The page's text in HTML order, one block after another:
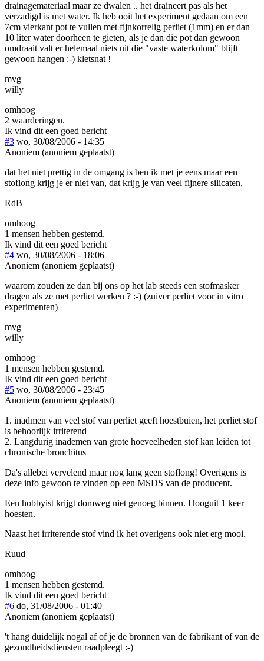
drainagemateriaal maar ze dwalen .. het draineert pas als het
verzadigd is met water. Ik heb ooit het experiment gedaan om een
7cm vierkant pot te vullen met fijnkorrelig perliet (1mm) en er dan
10 liter water doorheen te gieten, als je dan die pot dan gewoon
omdraait valt er helemaal niets uit die "vaste waterkolom" blijft
gewoon hangen :-) kletsnat !
mvg
willy
omhoog
2 waarderingen.
Ik vind dit een goed bericht
#3 wo, 30/08/2006 - 14:35
Anoniem (anoniem geplaatst)
dat het niet prettig in de omgang is ben ik met je eens maar een
stoflong krijg je er niet van, dat krijg je van veel fijnere silicaten,
RdB
omhoog
1 mensen hebben gestemd.
Ik vind dit een goed bericht
#4 wo, 30/08/2006 - 18:06
Anoniem (anoniem geplaatst)
waarom zouden ze dan bij ons op het lab steeds een stofmasker
dragen als ze met perliet werken ? :-) (zuiver perliet voor in vitro
experimenten)
mvg
willy
omhoog
1 mensen hebben gestemd.
Ik vind dit een goed bericht
#5 wo, 30/08/2006 - 23:45
Anoniem (anoniem geplaatst)
1. inadmen van veel stof van perliet geeft hoestbuien, het perliet stof
is behoorlijk irriterend
2. Langdurig inademen van grote hoeveelheden stof kan leiden tot
chronische bronchitus
Da's allebei vervelend maar nog lang geen stoflong! Overigens is
deze info gewoon te vinden op een MSDS van de producent.
Een hobbyist krijgt domweg niet genoeg binnen. Hooguit 1 keer
hoesten.
Naast het irriterende stof vind ik het overigens ook niet erg mooi.
Ruud
omhoog
1 mensen hebben gestemd.
Ik vind dit een goed bericht
#6 do, 31/08/2006 - 01:40
Anoniem (anoniem geplaatst)
't hang duidelijk nogal af of je de bronnen van de fabrikant of van de
gezondheidsdiensten raadpleegt :-)